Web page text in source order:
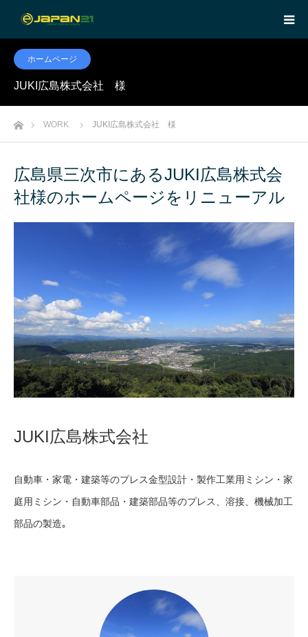
ホームページ
JUKI広島株式会社 様
ホームWORK JUKI広島株式会社 様
広島県三次市にあるJUKI広島株式会
社様のホームページをリニューアル
JUKI広島株式会社
自動車・家電・建築等のプレス金型設計・製作工業用ミシン・家
庭用ミシン・自動車部品・建築部品等のプレス、溶接、機械加工
部品の製造｡